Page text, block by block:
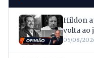
Hildon
volta ao
05/08/